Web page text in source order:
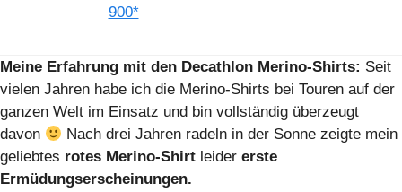
900*
Meine Erfahrung mit den Decathlon Merino-Shirts: Seit
vielen Jahren habe ich die Merino-Shirts bei Touren auf der
ganzen Welt im Einsatz und bin vollständig überzeugt
davon
Nach drei Jahren radeln in der Sonne zeigte mein
geliebtes rotes Merino-Shirt leider erste
Ermüdungserscheinungen.